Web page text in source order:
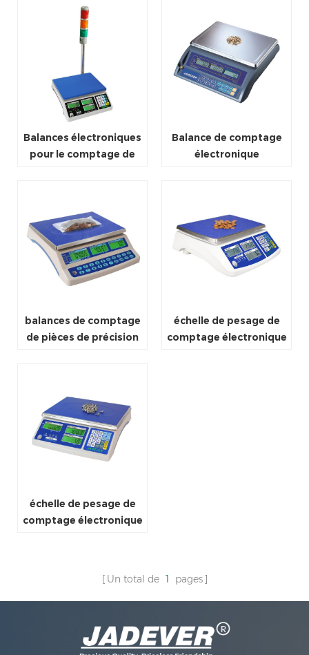
Balances électroniques
pour le comptage de
Balance de comptage
électronique
balances de comptage
de pièces de précision
échelle de pesage de
comptage électronique
échelle de pesage de
comptage électronique
Un total de 1 pages